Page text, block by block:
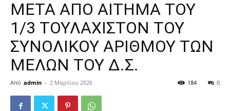
ΜΕΤΑ ΑΠΟ ΑΙΤΗΜΑ ΤΟΥ
1/3 ΤΟΥΛΑΧΙΣΤΟΝ ΤΟΥ
ΣΥΝΟΛΙΚΟΥ ΑΡΙΘΜΟΥ ΤΩΝ
ΜΕΛΩΝ ΤΟΥ Δ.Σ.
Από admin - 2 Μαρτίου 2026 0
184